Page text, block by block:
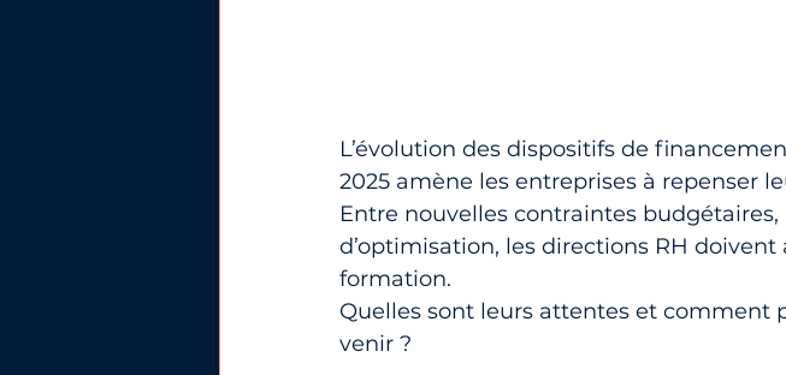
L’évolution des dispositifs de
2025 amène les entreprises à repenser
Entre nouvelles contraintes
d’optimisation, les directions RH
formation.
Quelles sont leurs attentes et comment
venir ?